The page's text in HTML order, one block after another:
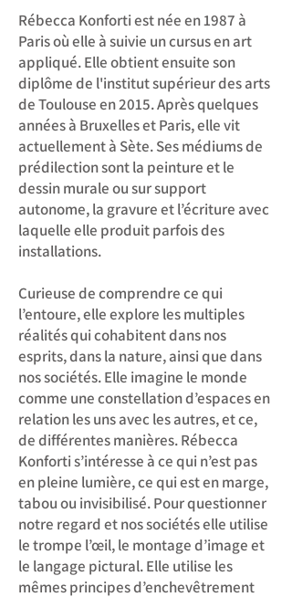
Rébecca Konforti est née en 1987 à
Paris où elle à suivie un cursus en art
appliqué. Elle obtient ensuite son
diplôme de l'institut supérieur des arts
de Toulouse en 2015. Après quelques
années à Bruxelles et Paris, elle vit
actuellement à Sète. Ses médiums de
prédilection sont la peinture et le
dessin murale ou sur support
autonome, la gravure et l’écriture avec
laquelle elle produit parfois des
installations.
Curieuse de comprendre ce qui
l’entoure, elle explore les multiples
réalités qui cohabitent dans nos
esprits, dans la nature, ainsi que dans
nos sociétés. Elle imagine le monde
comme une constellation d’espaces en
relation les uns avec les autres, et ce,
de différentes manières. Rébecca
Konforti s’intéresse à ce qui n’est pas
en pleine lumière, ce qui est en marge,
tabou ou invisibilisé. Pour questionner
notre regard et nos sociétés elle utilise
le trompe l’œil, le montage d’image et
le langage pictural. Elle utilise les
mêmes principes d’enchevêtrement